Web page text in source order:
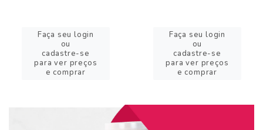
Faça seu login
ou
cadastre-se
para ver preços
e comprar
Faça seu login
ou
cadastre-se
para ver preços
e comprar